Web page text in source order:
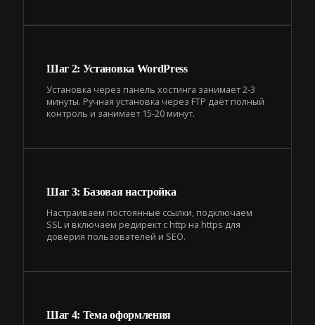
Шаг 2: Установка WordPress
Установка через панель хостинга занимает 2-3
минуты. Ручная установка через FTP даёт полный
контроль и занимает 15-20 минут.
Шаг 3: Базовая настройка
Настраиваем постоянные ссылки, подключаем
SSL и включаем редирект с http на https для
доверия пользователей и SEO.
Шаг 4: Тема оформления